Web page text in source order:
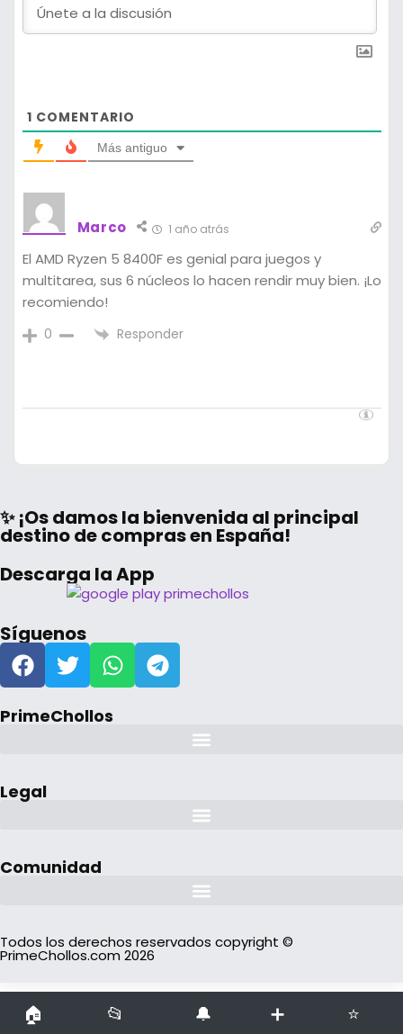
1 COMENTARIO
Más antiguo
Marco 1 año atrás
El AMD Ryzen 5 8400F es genial para juegos y
multitarea, sus 6 núcleos lo hacen rendir muy bien. ¡Lo
recomiendo!
0 Responder
✨ ¡Os damos la bienvenida al principal
destino de compras en España!
Descarga la App
Síguenos
PrimeChollos
Legal
Comunidad
Todos los derechos reservados copyright ©
PrimeChollos.com 2026